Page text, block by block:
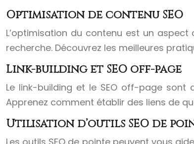
Optimisation de contenu SEO
L’optimisation du contenu est un
recherche. Découvrez les meilleures
Link-building et SEO off-page
Le link-building et le SEO off-page
Apprenez comment établir des liens de
Utilisation d’outils SEO de